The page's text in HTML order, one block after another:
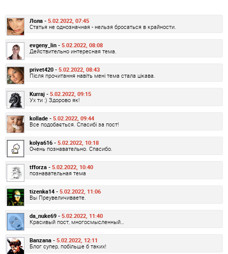
Лола - 5.02.2022, 07:45
Статья не однозначная - нельзя бросаться в крайности.
evgeny_lin - 5.02.2022, 08:08
Действительно интересная тема.
privet420 - 5.02.2022, 08:43
Після прочитання навіть мені тема стала цікава.
Kurraj - 5.02.2022, 09:15
Ух ти :) Здорово як!
kollade - 5.02.2022, 09:44
Все подобається. Спасибі за пост!
kolya616 - 5.02.2022, 10:18
Очень познавательно. Спасибо.
tfforza - 5.02.2022, 10:40
познавательная тема
tizenka14 - 5.02.2022, 11:06
Вы Преувеличиваете.
da_nuke69 - 5.02.2022, 11:40
Красивый пост, многосмысленный…
Banzana - 5.02.2022, 12:11
Блог супер, побільше б таких!